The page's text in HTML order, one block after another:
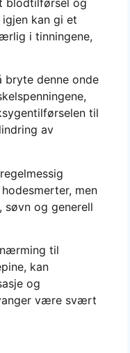
kan gi et
i tinningene,
denne onde
til
av
men
søvn og generell
til
kan
og
være svært